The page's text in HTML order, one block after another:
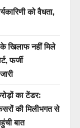
को वैधता,
खिलाफ नहीं मिले
फर्जी
का टेंडर:
की मिलीभगत से
बात